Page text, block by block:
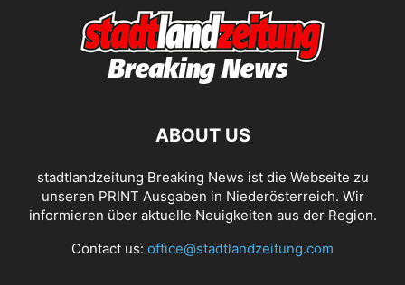
ABOUT US
stadtlandzeitung Breaking News ist die Webseite zu
unseren PRINT Ausgaben in Niederösterreich. Wir
informieren über aktuelle Neuigkeiten aus der Region.
Contact us: office@stadtlandzeitung.com